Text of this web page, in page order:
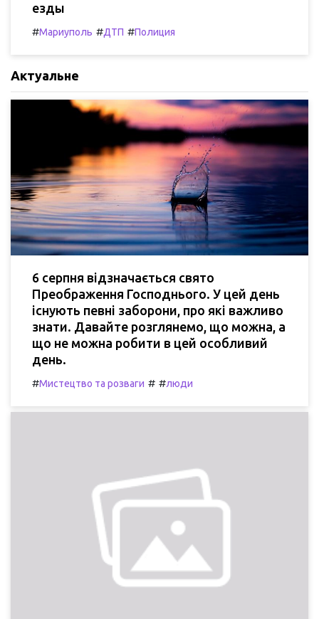
езды
#Мариуполь #ДТП #Полиция
Актуальне
6 серпня відзначається свято
Преображення Господнього. У цей день
існують певні заборони, про які важливо
знати. Давайте розглянемо, що можна, а
що не можна робити в цей особливий
день.
#Мистецтво та розваги # #люди